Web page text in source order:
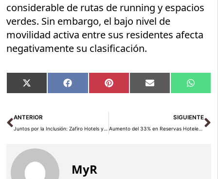
considerable de rutas de running y espacios
verdes. Sin embargo, el bajo nivel de
movilidad activa entre sus residentes afecta
negativamente su clasificación.
Compartir
en
X
(Twitter)
Compartir
en
Facebook Compartir
en
Pinterest Compartir
en
Email
en
Ant
ANTERIOR
Juntos por la Inclusión: Zafiro Hotels y Fundación Adecco unen fuerzas
SIGUIENTE
Aumento del 33% en Reservas Hotelera en Valencia Durante Las Fallas, Precios Estables según SiteMinder
MyR